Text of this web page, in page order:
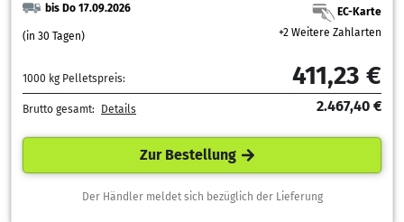
bis Do 17.09.2026
(in 30 Tagen)
EC-Karte
+2 Weitere Zahlarten
1000 kg Pelletspreis: 411,23 €
Brutto gesamt: Details 2.467,40 €
Zur Bestellung
Der Händler meldet sich bezüglich der Lieferung